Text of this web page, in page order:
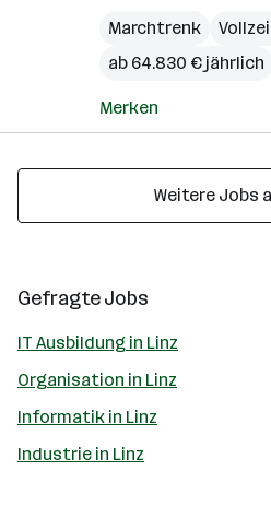
Marchtrenk
ab 64.830 € jährlich
Merken
Weitere Jobs
Gefragte Jobs
IT Ausbildung in Linz
Organisation in Linz
Informatik in Linz
Industrie in Linz